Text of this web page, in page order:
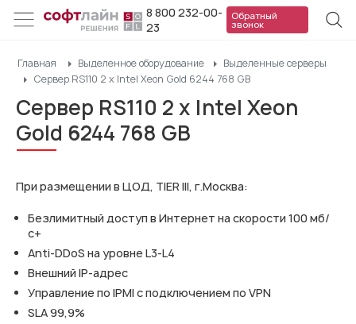
8 800 232-00-
23
Обратный
звонок
Главная Выделенное оборудование
Выделенные серверы
Сервер RS110 2 x Intel Xeon Gold 6244 768 GB
Сервер RS110 2 x Intel Xeon
Gold 6244 768 GB
При размещении в ЦОД, TIER III, г.Москва:
Безлимитный доступ в Интернет на скорости 100 мб/
с+
Anti-DDoS на уровне L3-L4
Внешний IP-адрес
Управление по IPMI с подключением по VPN
SLA 99,9%